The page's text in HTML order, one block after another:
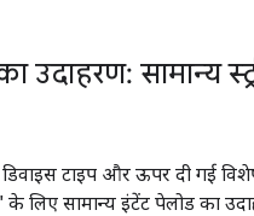
उदाहरण: सामान्य
टाइप और ऊपर दी गई
के लिए सामान्य इंटेंट पेलोड का